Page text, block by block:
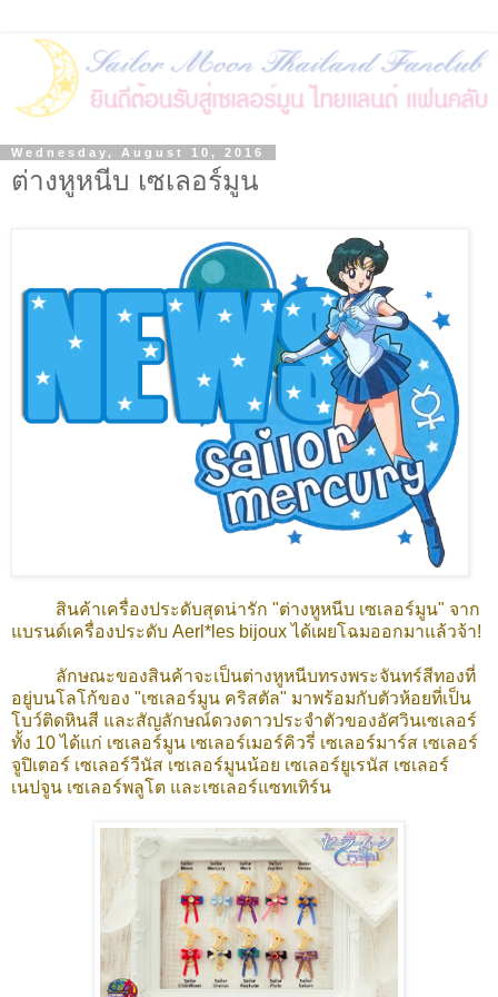
Wednesday, August 10, 2016
ต่างหูหนีบ เซเลอร์มูน
สินค้าเครื่องประดับสุดน่ารัก "ต่างหูหนีบ เซเลอร์มูน" จาก
แบรนด์เครื่องประดับ Aerl*les bijoux ได้เผยโฉมออกมาแล้วจ้า!
ลักษณะของสินค้าจะเป็นต่างหูหนีบทรงพระจันทร์สีทองที่
อยู่บนโลโก้ของ "เซเลอร์มูน คริสตัล" มาพร้อมกับตัวห้อยที่เป็น
โบว์ติดหินสี และสัญลักษณ์ดวงดาวประจำตัวของอัศวินเซเลอร์
ทั้ง 10 ได้แก่ เซเลอร์มูน เซเลอร์เมอร์คิวรี่ เซเลอร์มาร์ส เซเลอร์
จูปิเตอร์ เซเลอร์วีนัส เซเลอร์มูนน้อย เซเลอร์ยูเรนัส เซเลอร์
เนปจูน เซเลอร์พลูโต และเซเลอร์แซทเทิร์น